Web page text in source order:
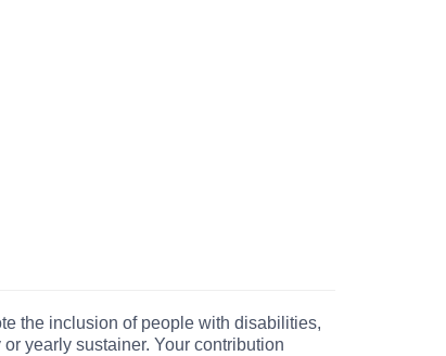
the inclusion of people with disabilities,
yearly sustainer. Your contribution